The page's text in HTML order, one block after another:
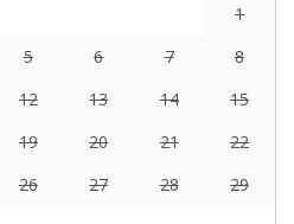
1
5 6 7
8
12 13 14
15
19 20 21
22
26 27 28
29